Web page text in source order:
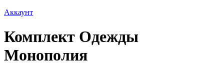
Аккаунт
Комплект Одежды
Монополия